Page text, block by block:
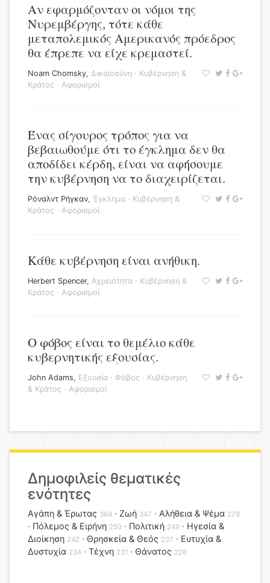
Αν εφαρμόζονταν οι νόμοι της
Νυρεμβέργης, τότε κάθε
μεταπολεμικός Αμερικανός πρόεδρος
θα έπρεπε να είχε κρεμαστεί.
Noam Chomsky, Δικαιοσύνη · Κυβέρνηση &
Κράτος · Αφορισμοί
Ένας σίγουρος τρόπος για να
βεβαιωθούμε ότι το έγκλημα δεν θα
αποδίδει κέρδη, είναι να αφήσουμε
την κυβέρνηση να το διαχειρίζεται.
Ρόναλντ Ρήγκαν, Έγκλημα · Κυβέρνηση &
Κράτος · Αφορισμοί
Κάθε κυβέρνηση είναι ανήθικη.
Herbert Spencer, Αχρειότητα · Κυβέρνηση &
Κράτος · Αφορισμοί
Ο φόβος είναι το θεμέλιο κάθε
κυβερνητικής εξουσίας.
John Adams, Εξουσία · Φόβος · Κυβέρνηση
& Κράτος · Αφορισμοί
Δημοφιλείς θεματικές
ενότητες
Αγάπη & Έρωτας 364 Ζωή 347 Αλήθεια & Ψέμα 279
Πόλεμος & Ειρήνη 250 Πολιτική 249
Ηγεσία &
Διοίκηση 242 Θρησκεία & Θεός 237
Ευτυχία &
Δυστυχία 234 Τέχνη 231 Θάνατος 226